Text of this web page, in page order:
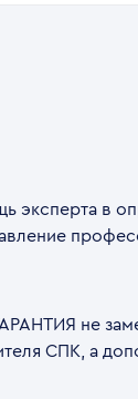
эксперта в
не
СПК, а